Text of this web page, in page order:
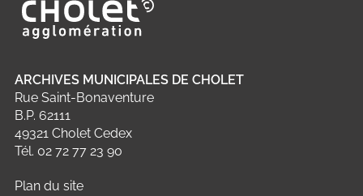
Ville de Cholet
ARCHIVES MUNICIPALES DE CHOLET
Rue Saint-Bonaventure
B.P. 62111
49321 Cholet Cedex
Tél. 02 72 77 23 90
Plan du site